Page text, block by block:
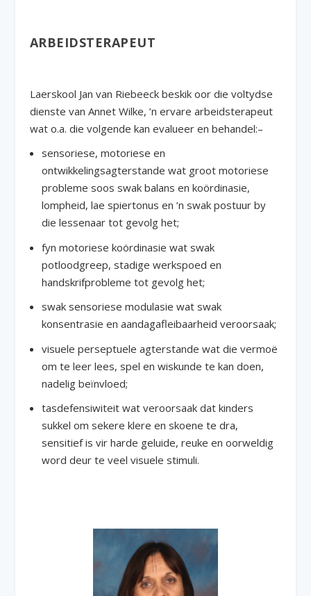
ARBEIDSTERAPEUT
Laerskool Jan van Riebeeck beskik oor die voltydse
dienste van Annet Wilke, ’n ervare arbeidsterapeut
wat o.a. die volgende kan evalueer en behandel:–
sensoriese, motoriese en
ontwikkelingsagterstande wat groot motoriese
probleme soos swak balans en koördinasie,
lompheid, lae spiertonus en ’n swak postuur by
die lessenaar tot gevolg het;
fyn motoriese koördinasie wat swak
potloodgreep, stadige werkspoed en
handskrifprobleme tot gevolg het;
swak sensoriese modulasie wat swak
konsentrasie en aandagafleibaarheid veroorsaak;
visuele perseptuele agterstande wat die vermoë
om te leer lees, spel en wiskunde te kan doen,
nadelig beïnvloed;
tasdefensiwiteit wat veroorsaak dat kinders
sukkel om sekere klere en skoene te dra,
sensitief is vir harde geluide, reuke en oorweldig
word deur te veel visuele stimuli.